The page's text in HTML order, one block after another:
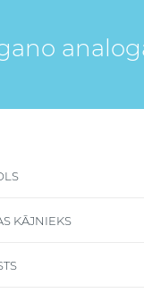
KĀJNIEKS